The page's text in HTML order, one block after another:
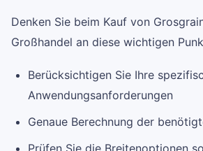
Denken Sie beim Kauf von
Großhandel an diese wichtigen
Berücksichtigen Sie Ihre
Anwendungsanforderungen
Genaue Berechnung der
Prüfen Sie die Breitenoptionen